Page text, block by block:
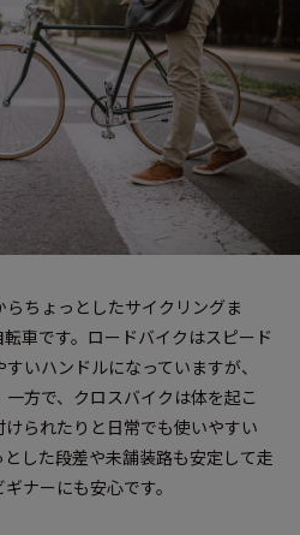
ちょっとしたサイクリングま
車です。ロードバイクはスピード
いハンドルになっていますが、
方で、クロスバイクは体を起こ
られたりと日常でも使いやすい
した段差や未舗装路も安定して走
ナーにも安心です。